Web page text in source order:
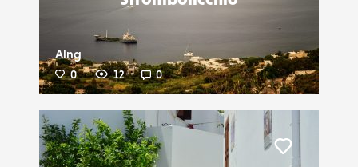
Alng
0 12 0